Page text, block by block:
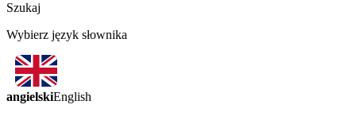
Szukaj
Wybierz język słownika
angielskiEnglish